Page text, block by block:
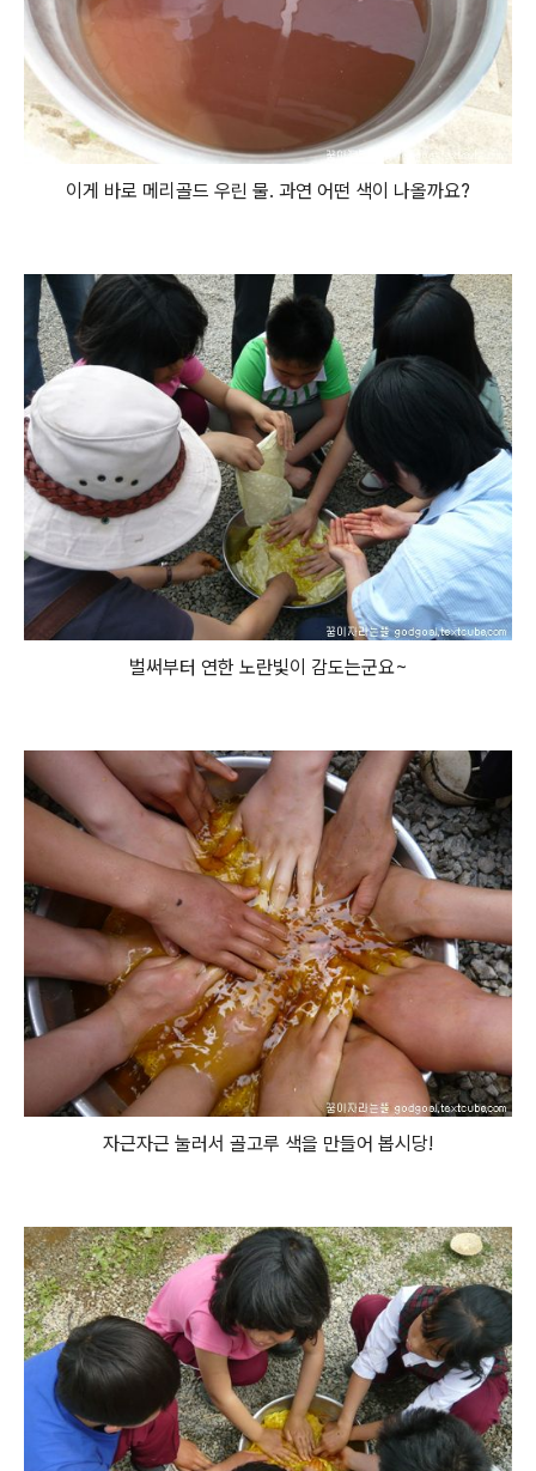
이게 바로 메리골드 우린 물. 과연 어떤 색이 나올까요?
벌써부터 연한 노란빛이 감도는군요~
자근자근 눌러서 골고루 색을 만들어 봅시당!